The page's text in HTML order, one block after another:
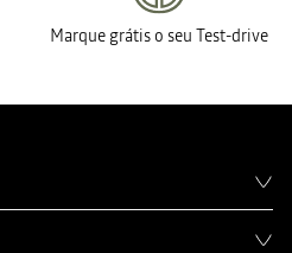
Marque grátis o seu Test-drive